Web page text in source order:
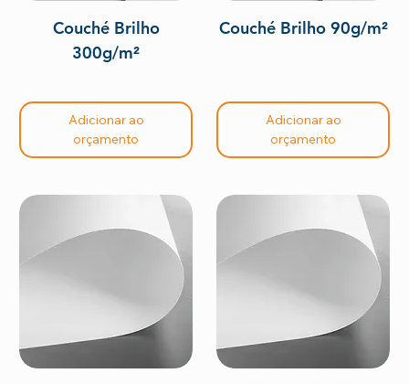
Couché Brilho
300g/m²
Adicionar ao
orçamento
Couché Brilho 90g/m²
Adicionar ao
orçamento